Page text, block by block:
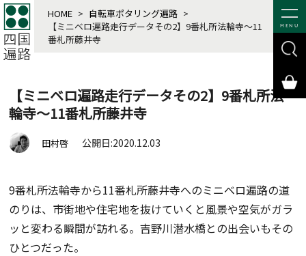
MENU
HOME > 自転車ポタリング遍路 >
【ミニベロ遍路走行データその2】9番札所法輪寺〜11
番札所藤井寺
【ミニベロ遍路走行データその2】9番札所法
輪寺〜11番札所藤井寺
田村啓 公開日:2020.12.03
9番札所法輪寺から11番札所藤井寺へのミニベロ遍路の道
のりは、市街地や住宅地を抜けていくと風景や空気がガラ
ッと変わる瞬間が訪れる。吉野川潜水橋との出会いもその
ひとつだった。